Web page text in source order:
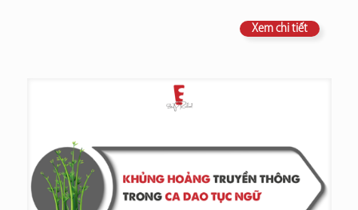
Xem chi tiết